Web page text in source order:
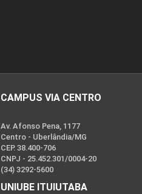
CAMPUS VIA CENTRO
Av. Afonso Pena, 1177
Centro - Uberlândia/MG
CEP. 38.400-706
CNPJ - 25.452.301/0004-20
(34) 3292-5600
UNIUBE ITUIUTABA